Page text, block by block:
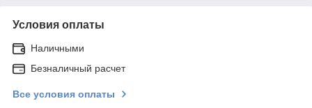
Условия оплаты
Наличными
Безналичный расчет
Все условия оплаты